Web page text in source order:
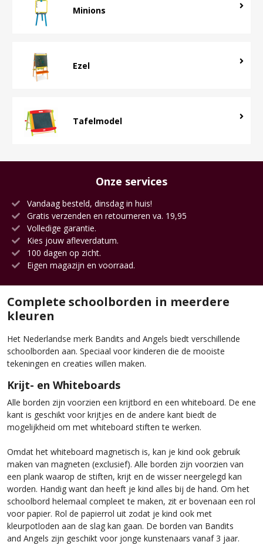
Minions
Ezel
Tafelmodel
Onze services
Vandaag besteld, dinsdag in huis!
Gratis verzenden en retourneren va. 19,95
Volledige garantie.
Kies jouw afleverdatum.
100 dagen op zicht.
Eigen magazijn en voorraad.
Complete schoolborden in meerdere
kleuren
Het Nederlandse merk Bandits and Angels biedt verschillende
schoolborden aan. Speciaal voor kinderen die de mooiste
tekeningen en creaties willen maken.
Krijt- en Whiteboards
Alle borden zijn voorzien een krijtbord en een whiteboard. De ene
kant is geschikt voor krijtjes en de andere kant biedt de
mogelijkheid om met whiteboard stiften te werken.
Omdat het whiteboard magnetisch is, kan je kind ook gebruik
maken van magneten (exclusief). Alle borden zijn voorzien van
een plank waarop de stiften, krijt en de wisser neergelegd kan
worden. Handig want dan heeft je kind alles bij de hand. Om het
schoolbord helemaal compleet te maken, zit er bovenaan een rol
voor papier. Rol de papierrol uit zodat je kind ook met
kleurpotloden aan de slag kan gaan. De borden van Bandits
and Angels zijn geschikt voor jonge kunstenaars vanaf 3 jaar.